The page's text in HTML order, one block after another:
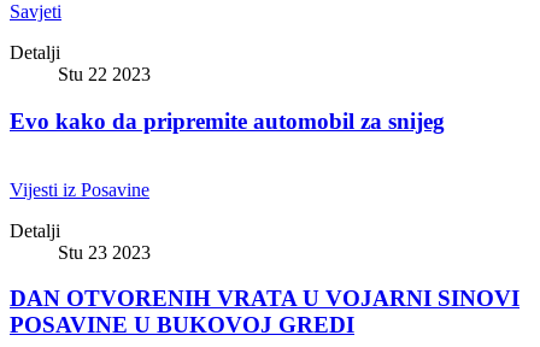
Savjeti
Detalji
Stu 22 2023
Evo kako da pripremite automobil za snijeg
Vijesti iz Posavine
Detalji
Stu 23 2023
DAN OTVORENIH VRATA U VOJARNI SINOVI
POSAVINE U BUKOVOJ GREDI